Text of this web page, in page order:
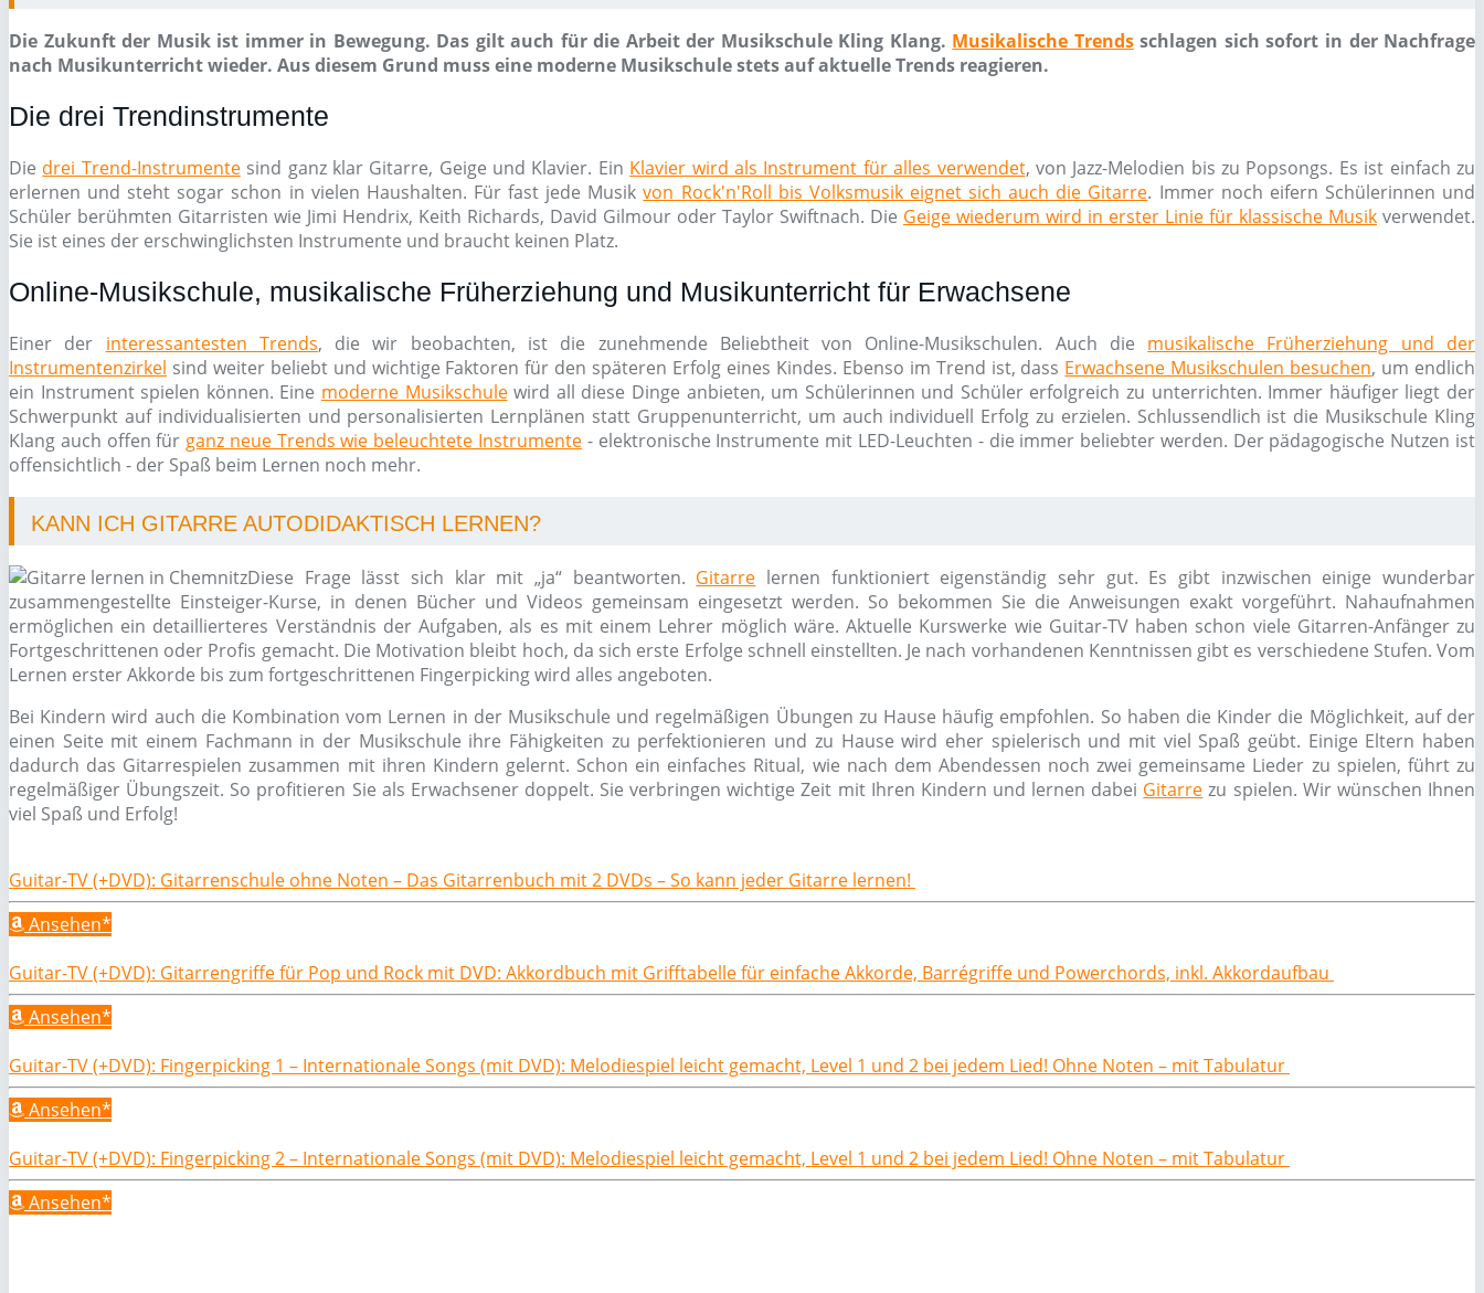
Die Zukunft der Musik ist immer in Bewegung. Das gilt auch für die Arbeit der Musikschule Kling Klang. Musikalische Trendsschlagen sich sofort in der Nachfrage
nach Musikunterricht wieder. Aus diesem Grund muss eine moderne Musikschule stets auf aktuelle Trends reagieren.
Die drei Trendinstrumente
Die drei Trend-Instrumentesind ganz klar Gitarre, Geige und Klavier. Ein Klavier wird als Instrument für alles verwendet, von Jazz-Melodien bis zu Popsongs. Es ist einfach zu
erlernen und steht sogar schon in vielen Haushalten. Für fast jede Musikvon Rock'n'Roll bis Volksmusik eignet sich auch die Gitarre. Immer noch eifern Schülerinnen und
Schüler berühmten Gitarristen wie Jimi Hendrix, Keith Richards, David Gilmour oder Taylor Swiftnach. Die Geige wiederum wird in erster Linie für klassische Musik verwendet.
Sie ist eines der erschwinglichsten Instrumente und braucht keinen Platz.
Online-Musikschule, musikalische Früherziehung und Musikunterricht für Erwachsene
Einer der interessantesten Trends, die wir beobachten, ist die zunehmende Beliebtheit von Online-Musikschulen. Auch die musikalische Früherziehung und der
Instrumentenzirkel sind weiter beliebt und wichtige Faktoren für den späteren Erfolg eines Kindes. Ebenso im Trend ist, dass Erwachsene Musikschulen besuchen, um endlich
ein Instrument spielen können. Eine moderne Musikschulewird all diese Dinge anbieten, um Schülerinnen und Schüler erfolgreich zu unterrichten. Immer häufiger liegt der
Schwerpunkt auf individualisierten und personalisierten Lernplänen statt Gruppenunterricht, um auch individuell Erfolg zu erzielen. Schlussendlich ist die Musikschule Kling
Klang auch offen für ganz neue Trends wie beleuchtete Instrumente - elektronische Instrumente mit LED-Leuchten - die immer beliebter werden. Der pädagogische Nutzen ist
offensichtlich - der Spaß beim Lernen noch mehr.
KANN ICH GITARRE AUTODIDAKTISCH LERNEN?
Diese Frage lässt sich klar mit „ja“ beantworten. Gitarre lernen funktioniert eigenständig sehr gut. Es gibt inzwischen einige wunderbar
zusammengestellte Einsteiger-Kurse, in denen Bücher und Videos gemeinsam eingesetzt werden. So bekommen Sie die Anweisungen exakt vorgeführt. Nahaufnahmen
ermöglichen ein detaillierteres Verständnis der Aufgaben, als es mit einem Lehrer möglich wäre. Aktuelle Kurswerke wie Guitar-TV haben schon viele Gitarren-Anfänger zu
Fortgeschrittenen oder Profis gemacht. Die Motivation bleibt hoch, da sich erste Erfolge schnell einstellten. Je nach vorhandenen Kenntnissen gibt es verschiedene Stufen. Vom
Lernen erster Akkorde bis zum fortgeschrittenen Fingerpicking wird alles angeboten.
Bei Kindern wird auch die Kombination vom Lernen in der Musikschule und regelmäßigen Übungen zu Hause häufig empfohlen. So haben die Kinder die Möglichkeit, auf der
einen Seite mit einem Fachmann in der Musikschule ihre Fähigkeiten zu perfektionieren und zu Hause wird eher spielerisch und mit viel Spaß geübt. Einige Eltern haben
dadurch das Gitarrespielen zusammen mit ihren Kindern gelernt. Schon ein einfaches Ritual, wie nach dem Abendessen noch zwei gemeinsame Lieder zu spielen, führt zu
regelmäßiger Übungszeit. So profitieren Sie als Erwachsener doppelt. Sie verbringen wichtige Zeit mit Ihren Kindern und lernen dabei Gitarre zu spielen. Wir wünschen Ihnen
viel Spaß und Erfolg!
Guitar-TV (+DVD): Gitarrenschule ohne Noten – Das Gitarrenbuch mit 2 DVDs – So kann jeder Gitarre lernen!
Ansehen*
Guitar-TV (+DVD): Gitarrengriffe für Pop und Rock mit DVD: Akkordbuch mit Grifftabelle für einfache Akkorde, Barrégriffe und Powerchords, inkl. Akkordaufbau
Ansehen*
Guitar-TV (+DVD): Fingerpicking 1 – Internationale Songs (mit DVD): Melodiespiel leicht gemacht, Level 1 und 2 bei jedem Lied! Ohne Noten – mit Tabulatur
Ansehen*
Guitar-TV (+DVD): Fingerpicking 2 – Internationale Songs (mit DVD): Melodiespiel leicht gemacht, Level 1 und 2 bei jedem Lied! Ohne Noten – mit Tabulatur
Ansehen*